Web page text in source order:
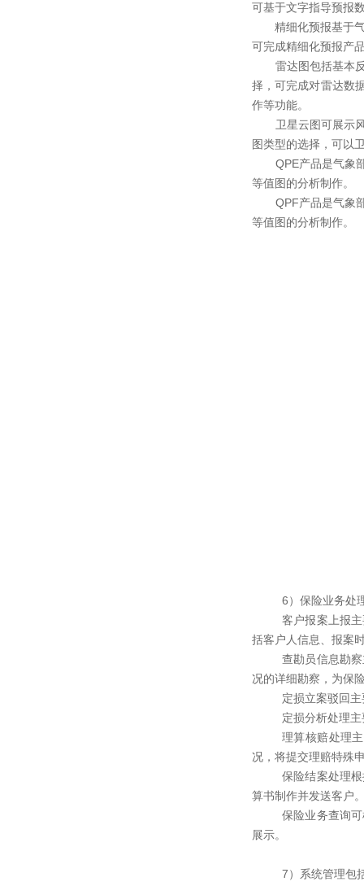
可基于文字指导预报
精细化预报基于气
可完成精细化预报产
雷达图包括基本反
择，可完成对雷达数
作等功能。
卫星云图可展示风
图类型的选择，可以
QPE产品是气象部
等值图的分析制作。
QPF产品是气象部
等值图的分析制作。
6）保险业务处
客户报案上报
括客户人信息、报案
查勘员信息勘
况的详细勘察，为保
定损立案驳回
定损分析处理
理算核赔处理
况，将提交理赔特殊
保险结案处理
算书制作并发送客户
保险业务查询
展示。
7）系统管理包